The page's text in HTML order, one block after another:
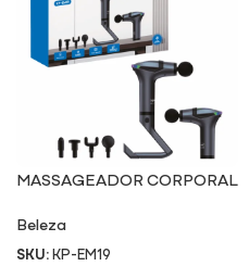
MASSAGEADOR CORPORAL
Beleza
SKU:KP-EM19